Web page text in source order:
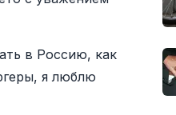
в Россию, как
я люблю